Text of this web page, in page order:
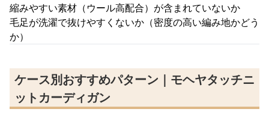
縮みやすい素材（ウール高配合）が含まれていないか
毛足が洗濯で抜けやすくないか（密度の高い編み地かどう
か）
ケース別おすすめパターン｜モヘヤタッチニ
ットカーディガン